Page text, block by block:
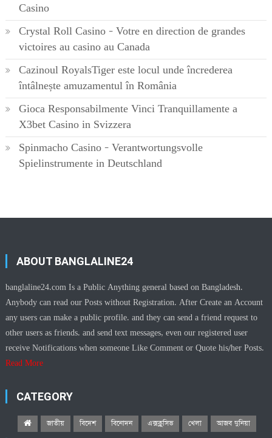
Casino
Crystal Roll Casino – Votre en direction de grandes
victoires au casino au Canada
Cazinoul RoyalsTiger este locul unde încrederea
întâlnește amuzamentul în România
Gioca Responsabilmente Vinci Tranquillamente a
X3bet Casino in Svizzera
Spinmacho Casino – Verantwortungsvolle
Spielinstrumente in Deutschland
ABOUT BANGLALINE24
banglaline24.com Is a Public Anything general based on Bangladesh.
Anybody can read our Posts without Registration. After Create an Account
any users can make a public profile. and they can send a friend request to
other users as friends. and send text messages, even our registered user
receive Notifications when someone Like Comment or Quote his/her Posts.
Read More
CATEGORY
জাতীয় বিদেশ বিনোদন এক্সক্লুসিভ খেলা আজব দুনিয়া